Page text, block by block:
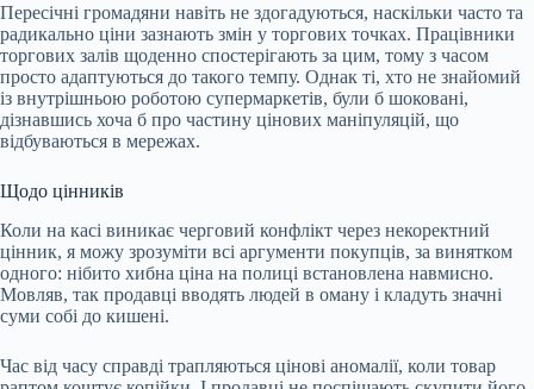
Пересічні громадяни навіть не здогадуються, наскільки часто та
радикально ціни зазнають змін у торгових точках. Працівники
торгових залів щоденно спостерігають за цим, тому з часом
просто адаптуються до такого темпу. Однак ті, хто не знайомий
із внутрішньою роботою супермаркетів, були б шоковані,
дізнавшись хоча б про частину цінових маніпуляцій, що
відбуваються в мережах.
Щодо цінників
Коли на касі виникає черговий конфлікт через некоректний
цінник, я можу зрозуміти всі аргументи покупців, за винятком
одного: нібито хибна ціна на полиці встановлена навмисно.
Мовляв, так продавці вводять людей в оману і кладуть значні
суми собі до кишені.
Час від часу справді трапляються цінові аномалії, коли товар